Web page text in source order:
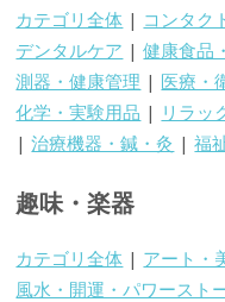
カテゴリ全体 | コンタク
デンタルケア |健康食品
測器・健康管理 | 医療・
化学・実験用品 | リラッ
|治療機器・鍼・灸 |福
趣味・楽器
カテゴリ全体 | アート・
風水・開運・パワースト